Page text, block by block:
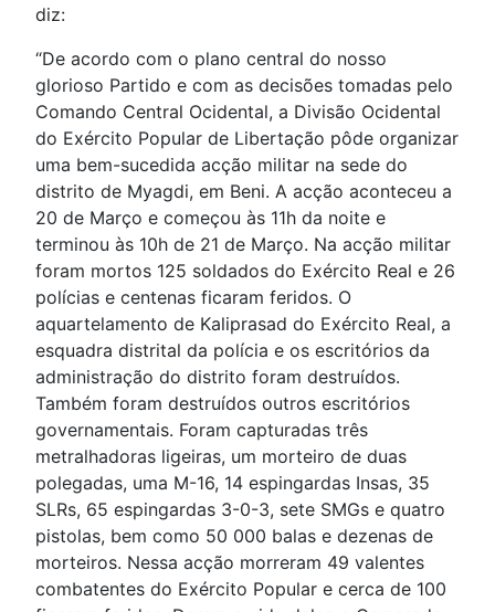
diz:
“De acordo com o plano central do nosso
glorioso Partido e com as decisões tomadas pelo
Comando Central Ocidental, a Divisão Ocidental
do Exército Popular de Libertação pôde organizar
uma bem-sucedida acção militar na sede do
distrito de Myagdi, em Beni. A acção aconteceu a
20 de Março e começou às 11h da noite e
terminou às 10h de 21 de Março. Na acção militar
foram mortos 125 soldados do Exército Real e 26
polícias e centenas ficaram feridos. O
aquartelamento de Kaliprasad do Exército Real, a
esquadra distrital da polícia e os escritórios da
administração do distrito foram destruídos.
Também foram destruídos outros escritórios
governamentais. Foram capturadas três
metralhadoras ligeiras, um morteiro de duas
polegadas, uma M-16, 14 espingardas Insas, 35
SLRs, 65 espingardas 3-0-3, sete SMGs e quatro
pistolas, bem como 50 000 balas e dezenas de
morteiros. Nessa acção morreram 49 valentes
combatentes do Exército Popular e cerca de 100